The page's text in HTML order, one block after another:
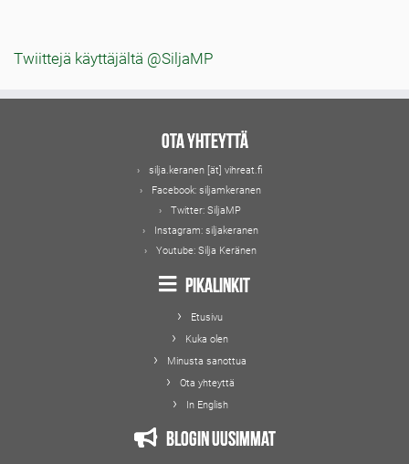
Twiittejä käyttäjältä @SiljaMP
Ota yhteyttä
silja.keranen [ät] vihreat.fi
Facebook: siljamkeranen
Twitter: SiljaMP
Instagram: siljakeranen
Youtube: Silja Keränen
Pikalinkit
Etusivu
Kuka olen
Minusta sanottua
Ota yhteyttä
In English
Blogin uusimmat